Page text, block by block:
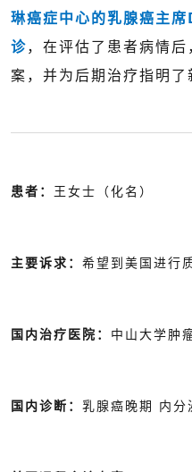
琳癌症中心的乳腺癌主
诊，在评估了患者病情
案，并为后期治疗指明了
患者： 王女士（化名）
主要诉求： 希望到美国进行
国内治疗医院： 中山大学肿
国内诊断： 乳腺癌晚期 内分